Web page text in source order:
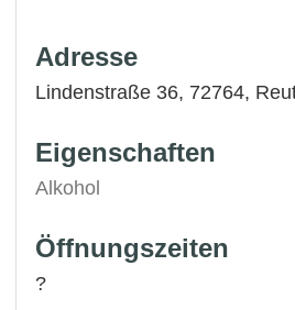
Adresse
Lindenstraße 36, 72764,
Eigenschaften
Alkohol
Öffnungszeiten
?